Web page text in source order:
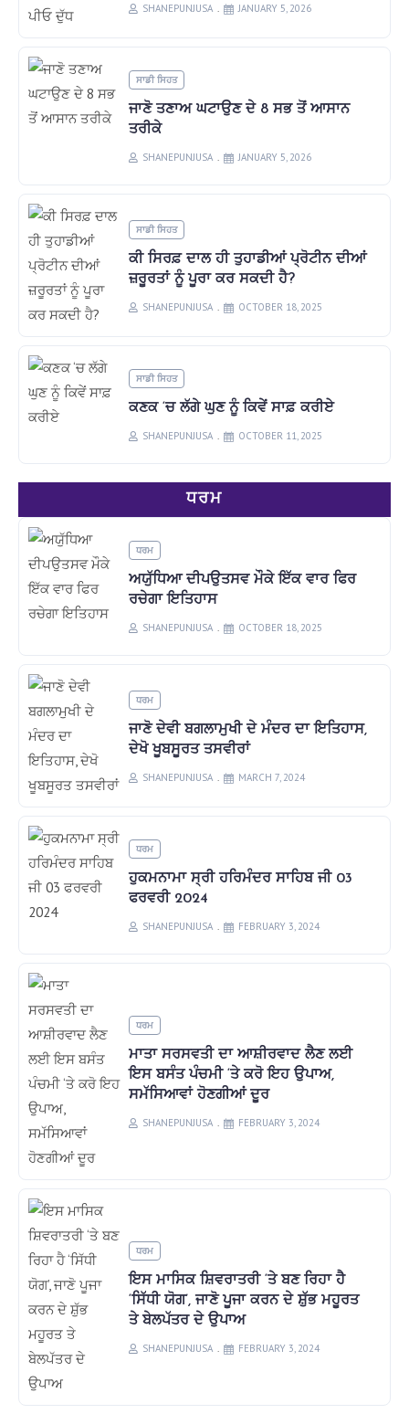
SHANEPUNJUSA JANUARY 5, 2026
ਸਾਡੀ ਸਿਹਤ
ਜਾਣੋ ਤਣਾਅ ਘਟਾਉਣ ਦੇ 8 ਸਭ ਤੋਂ ਆਸਾਨ
ਤਰੀਕੇ
SHANEPUNJUSA JANUARY 5, 2026
ਸਾਡੀ ਸਿਹਤ
ਕੀ ਸਿਰਫ਼ ਦਾਲ ਹੀ ਤੁਹਾਡੀਆਂ ਪ੍ਰੋਟੀਨ ਦੀਆਂ
ਜ਼ਰੂਰਤਾਂ ਨੂੰ ਪੂਰਾ ਕਰ ਸਕਦੀ ਹੈ?
SHANEPUNJUSA OCTOBER 18, 2025
ਸਾਡੀ ਸਿਹਤ
ਕਣਕ ‘ਚ ਲੱਗੇ ਘੁਣ ਨੂੰ ਕਿਵੇਂ ਸਾਫ਼ ਕਰੀਏ
SHANEPUNJUSA OCTOBER 11, 2025
ਧਰਮ
ਧਰਮ
ਅਯੁੱਧਿਆ ਦੀਪਉਤਸਵ ਮੌਕੇ ਇੱਕ ਵਾਰ ਫਿਰ
ਰਚੇਗਾ ਇਤਿਹਾਸ
SHANEPUNJUSA OCTOBER 18, 2025
ਧਰਮ
ਜਾਣੋ ਦੇਵੀ ਬਗਲਾਮੁਖੀ ਦੇ ਮੰਦਰ ਦਾ ਇਤਿਹਾਸ,
ਦੇਖੋ ਖੂਬਸੂਰਤ ਤਸਵੀਰਾਂ
SHANEPUNJUSA MARCH 7, 2024
ਧਰਮ
ਹੁਕਮਨਾਮਾ ਸ੍ਰੀ ਹਰਿਮੰਦਰ ਸਾਹਿਬ ਜੀ 03
ਫਰਵਰੀ 2024
SHANEPUNJUSA FEBRUARY 3, 2024
ਧਰਮ
ਮਾਤਾ ਸਰਸਵਤੀ ਦਾ ਆਸ਼ੀਰਵਾਦ ਲੈਣ ਲਈ
ਇਸ ਬਸੰਤ ਪੰਚਮੀ ‘ਤੇ ਕਰੋ ਇਹ ਉਪਾਅ,
ਸਮੱਸਿਆਵਾਂ ਹੋਣਗੀਆਂ ਦੂਰ
SHANEPUNJUSA FEBRUARY 3, 2024
ਧਰਮ
ਇਸ ਮਾਸਿਕ ਸ਼ਿਵਰਾਤਰੀ ‘ਤੇ ਬਣ ਰਿਹਾ ਹੈ
‘ਸਿੱਧੀ ਯੋਗ’, ਜਾਣੋ ਪੂਜਾ ਕਰਨ ਦੇ ਸ਼ੁੱਭ ਮਹੂਰਤ
ਤੇ ਬੇਲਪੱਤਰ ਦੇ ਉਪਾਅ
SHANEPUNJUSA FEBRUARY 3, 2024